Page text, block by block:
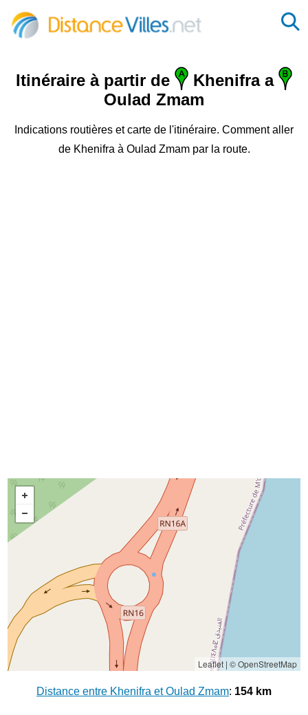
Itinéraire à partir de
Khenifra a
Oulad Zmam
Indications routières et carte de l'itinéraire. Comment aller
de Khenifra à Oulad Zmam par la route.
Leaflet| © OpenStreetMap
Distance entre Khenifra et Oulad Zmam: 154 km